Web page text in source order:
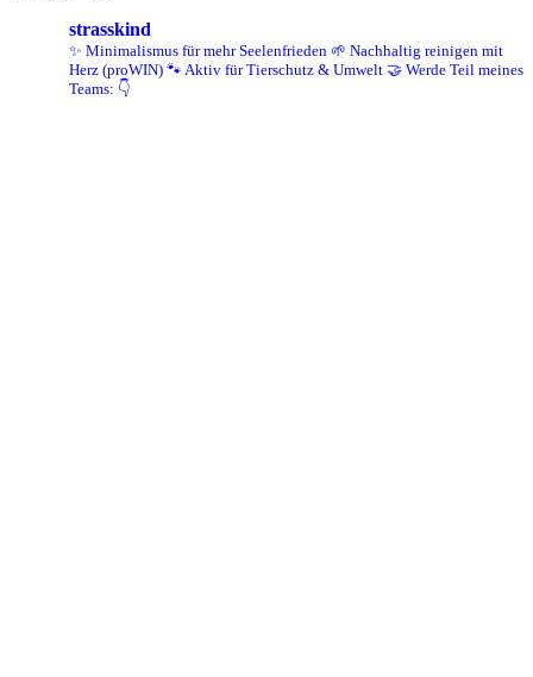
strasskind
✨ Minimalismus für mehr Seelenfrieden 🌱 Nachhaltig reinigen mit
Herz (proWIN) 🐾 Aktiv für Tierschutz & Umwelt 🤝 Werde Teil meines
Teams: 👇